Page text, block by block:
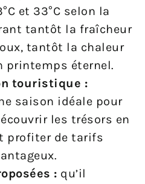
et 33°C selon la
tantôt la fraîcheur
tantôt la chaleur
printemps éternel.
touristique :
saison idéale pour
les trésors en
profiter de tarifs
: qu’il